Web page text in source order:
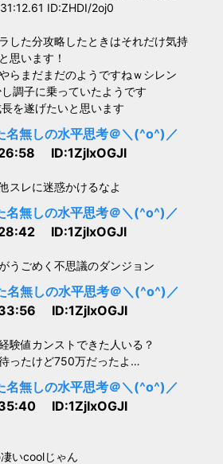
ID:ZHDI/2oj0
した分攻略したときはそれだけ気持
思います！
らまだまだのようですねｗシレン
調子に乗っていたようです
を遂げたいと思います
名無しの水平思考＠＼(^o^)／
ID:1ZjIxOGJl
スレに迷惑かけるなよ
名無しの水平思考＠＼(^o^)／
ID:1ZjIxOGJl
うごめく不思議のダンジョン
名無しの水平思考＠＼(^o^)／
ID:1ZjIxOGJl
験値カンストできた人いる？
ったけど750万だったよ…
名無しの水平思考＠＼(^o^)／
ID:1ZjIxOGJl
いcoolじゃん